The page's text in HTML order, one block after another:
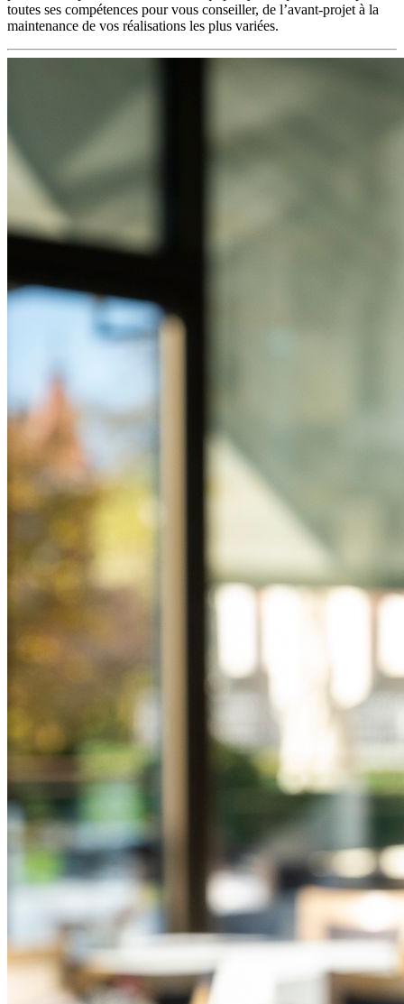
toutes ses compétences pour vous conseiller, de l’avant-projet à la
maintenance de vos réalisations les plus variées.